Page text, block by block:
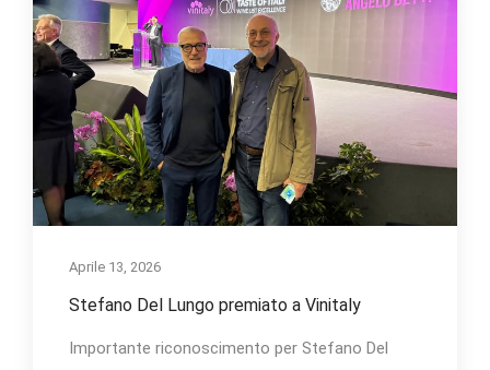
Aprile 13, 2026
Stefano Del Lungo premiato a Vinitaly
Importante riconoscimento per Stefano Del